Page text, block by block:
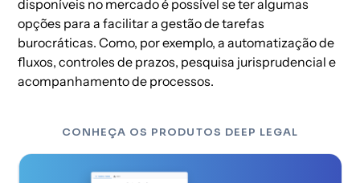
disponíveis no mercado é possível se ter algumas
opções para a facilitar a gestão de tarefas
burocráticas. Como, por exemplo, a automatização de
fluxos, controles de prazos, pesquisa jurisprudencial e
acompanhamento de processos.
CONHEÇA OS PRODUTOS DEEP LEGAL